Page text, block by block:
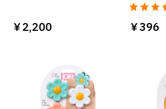
￥2,200 ￥396